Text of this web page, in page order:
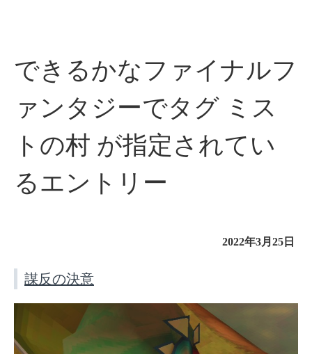
できるかなファイナルフ
ァンタジーでタグ ミス
トの村 が指定されてい
るエントリー
2022年3月25日
謀反の決意